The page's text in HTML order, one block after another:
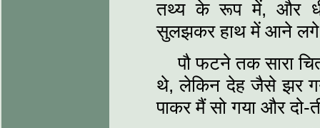
तथ्य के रूप में, और
सुलझकर हाथ में आने
पौ फटने तक सारा
थे, लेकिन देह जैसे झर
पाकर मैं सो गया और दो-